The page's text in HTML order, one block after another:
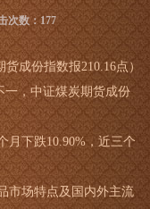
次数：177
成份指数报210.16点）
一，中证煤炭期货成份
月下跌10.90%，近三个
市场特点及国内外主流